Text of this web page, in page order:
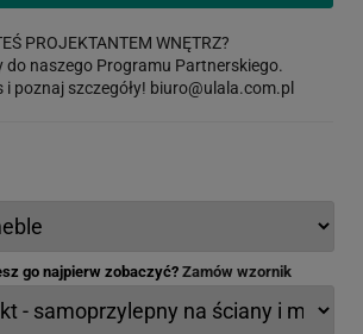
PROJEKTANTEM WNĘTRZ?
do naszego Programu Partnerskiego.
i poznaj szczegóły! biuro@ulala.com.pl
go najpierw zobaczyć? Zamów wzornik